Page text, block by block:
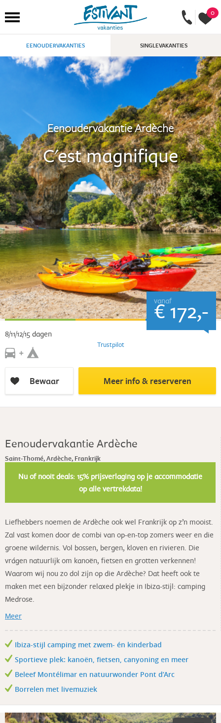
0
EENOUDERVAKANTIES SINGLEVAKANTIES
Eenoudervakantie Ardèche
C'est magnifique
vanaf
€ 172,-
8/11/12/15 dagen
Trustpilot
Bewaar Meer info & reserveren
Eenoudervakantie Ardèche
Saint-Thomé, Ardèche, Frankrijk
Nu of nooit deals: 15% prijsverlaging op je accommodatie
op alle vertrekdata!
Liefhebbers noemen de Ardèche ook wel Frankrijk op z’n mooist.
Zal vast komen door de combi van op-en-top zomers weer en die
groene wildernis. Vol bossen, bergen, kloven en rivieren. Die
vrágen natuurlijk om kanoën, fietsen en grotten verkennen!
Waarom wij nou zo dol zijn op die Ardèche? Dat heeft ook te
maken met een bijzonder relaxed plekje in Ibiza-stijl: camping
Medrose.
Meer
Ibiza-stijl camping met zwem- én kinderbad
Sportieve plek: kanoën, fietsen, canyoning en meer
Beleef Montélimar en natuurwonder Pont d’Arc
Borrelen met livemuziek